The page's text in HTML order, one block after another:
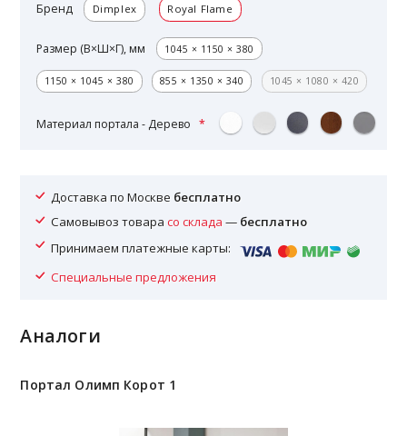
Бренд Dimplex Royal Flame
Размер (В×Ш×Г), мм 1045 × 1150 × 380
1150 × 1045 × 380 855 × 1350 × 340 1045 × 1080 × 420
Материал портала - Дерево
Доставка по Москве бесплатно
Самовывоз товарасо склада — бесплатно
Принимаем платежные карты:
Специальные предложения
Аналоги
Портал Олимп Корот 1